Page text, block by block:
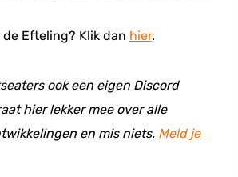
de Efteling? Klik dan hier.
ook een eigen Discord
hier lekker mee over alle
en mis niets. Meld je